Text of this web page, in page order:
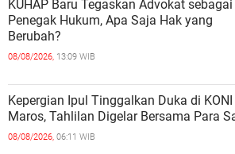
KUHAP Baru Tegaskan Advokat sebagai
Penegak Hukum, Apa Saja Hak yang
Berubah?
08/08/2026, 13:09 WIB
Kepergian Ipul Tinggalkan Duka di KONI
Maros, Tahlilan Digelar Bersama Para
08/08/2026, 06:11 WIB